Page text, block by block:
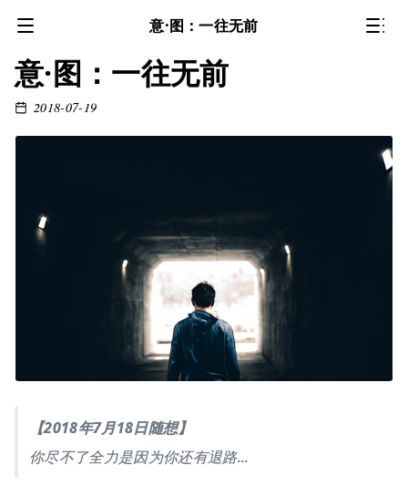
意·图：一往无前
意·图：一往无前
2018-07-19
【2018年7月18日随想】
你尽不了全力是因为你还有退路...